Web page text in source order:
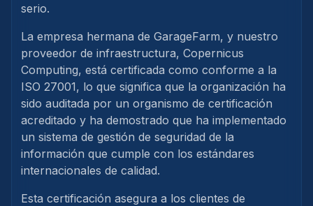
serio.
La empresa hermana de GarageFarm, y nuestro
proveedor de infraestructura, Copernicus
Computing, está certificada como conforme a la
ISO 27001, lo que significa que la organización ha
sido auditada por un organismo de certificación
acreditado y ha demostrado que ha implementado
un sistema de gestión de seguridad de la
información que cumple con los estándares
internacionales de calidad.
Esta certificación asegura a los clientes de